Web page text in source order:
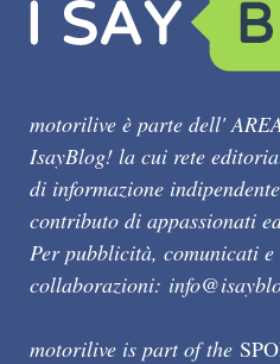
motorilive è parte dell' AREA
IsayBlog! la cui rete
di informazione
contributo di appassionati
Per pubblicità, comunicati e
collaborazioni:
motorilive is part of the